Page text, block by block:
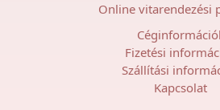
Online vitarendezési
Fizetési
Szállítási
Kapcsolat